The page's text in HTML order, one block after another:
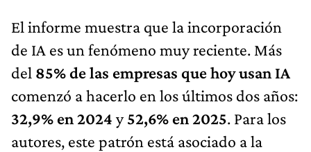
El informe muestra que la incorporación
de IA es un fenómeno muy reciente. Más
del 85% de las empresas que hoy usan IA
comenzó a hacerlo en los últimos dos años:
32,9% en 2024 y52,6% en 2025. Para los
autores, este patrón está asociado a la